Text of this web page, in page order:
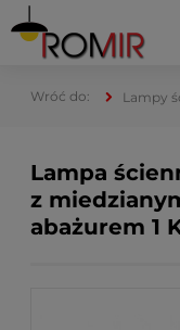
Lampy
Lampa
z
abażurem 1